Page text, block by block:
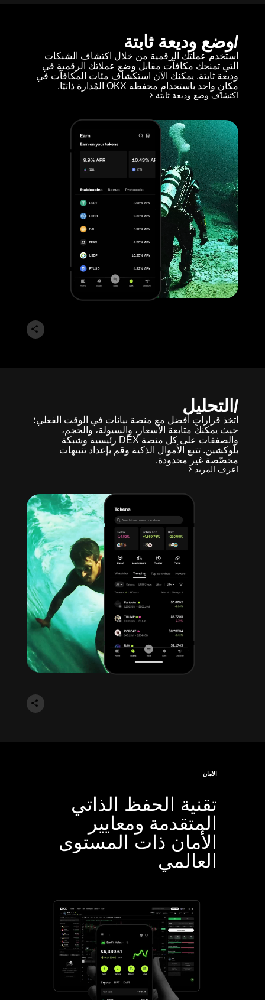
وضع وديعة ثابتة
استخدم عملتك الرقمية من خلال اكتشاف الشبكات
التي تمنحك مكافآت مقابل وضع عملاتك الرقمية في
وديعة ثابتة. يمكنك الآن استكشاف مئات المكافآت في
مكانٍ واحد باستخدام محفظة OKX المُدارة ذاتيًا.
اكتشاف وضع وديعة ثابتة
التحليل
اتخذ قراراتٍ أفضل مع منصة بيانات في الوقت الفعلي؛
حيث يمكنك متابعة الأسعار، والسيولة، والحجم،
والصفقات على كل منصة DEX رئيسية وشبكة
بلوكشين. تتبع الأموال الذكية وقم بإعداد تنبيهات
مخصّصة غير محدودة.
اعرف المزيد
الأمان
تقنية الحفظ الذاتي
المتقدمة ومعايير
الأمان ذات المستوى
العالمي